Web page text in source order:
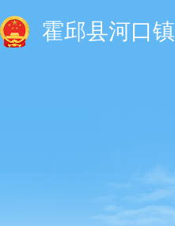
霍邱县河口镇